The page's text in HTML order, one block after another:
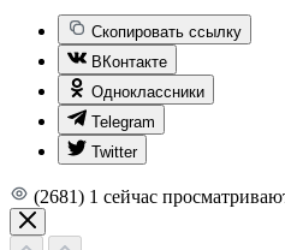
Скопировать ссылку
ВКонтакте
Одноклассники
Telegram
Twitter
(2681) 1 сейчас